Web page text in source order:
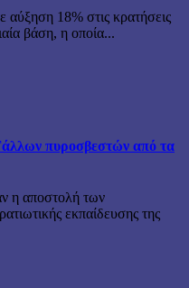
18% στις κρατήσεις
βάση, η οποία...
πυροσβεστών από τα
η αποστολή των
εκπαίδευσης της